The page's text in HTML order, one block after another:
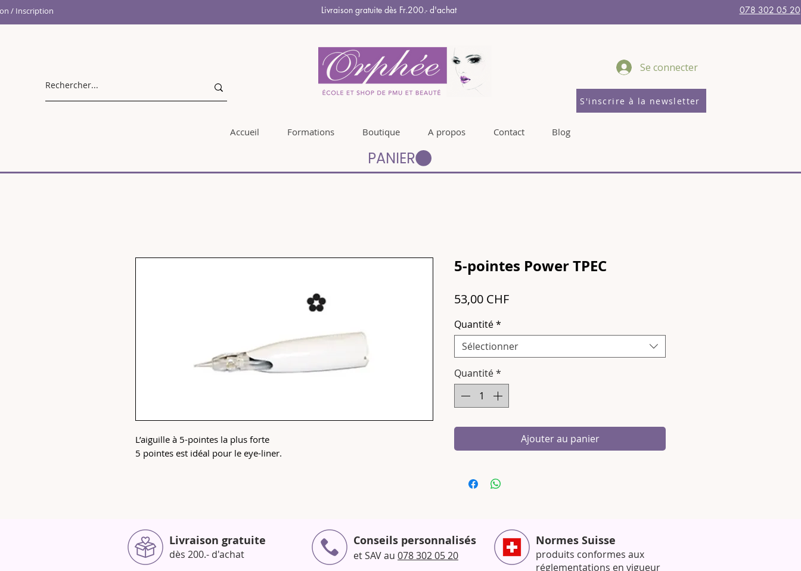
/ Inscription Livraison gratuite dès Fr.200.- d'achat 078 302 05 20
Se connecter
S'inscrire à la newsletter
Accueil Formations Boutique A propos Contact Blog
PANIER
L’aiguille à 5-pointes la plus forte
5 pointes est idéal pour le eye-liner.
5-pointes Power TPEC
53,00 CHFPrix
Quantité*
Sélectionner
Quantité*
Ajouter au panier
Livraison gratuite
dès 200.- d'achat
Conseils personnalisés
et SAV au 078 302 05 20
Normes Suisse
produits conformes aux
réglementations en vigueur